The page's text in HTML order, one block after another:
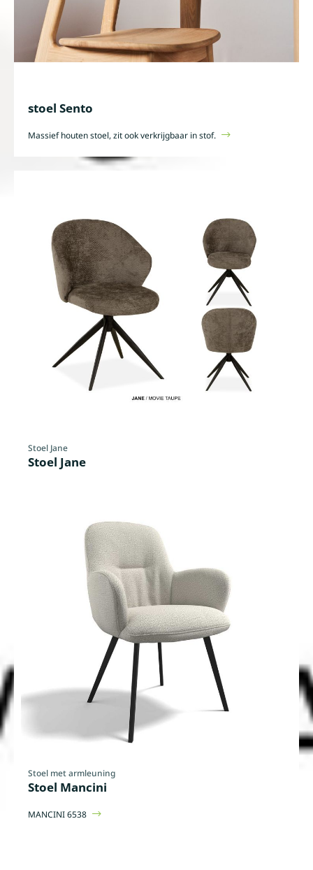
stoel Sento
Massief houten stoel, zit ook verkrijgbaar in stof.
Stoel Jane
Stoel Jane
Stoel met armleuning
Stoel Mancini
MANCINI 6538